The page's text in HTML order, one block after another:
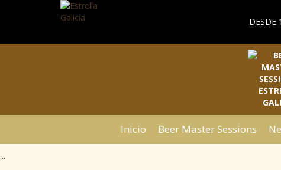
DESDE
Inicio Beer Master Sessions
...